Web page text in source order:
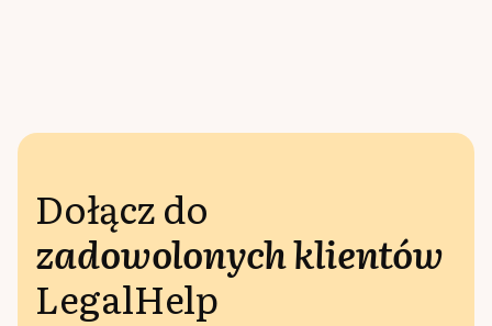
Dołącz do
zadowolonych klientów
LegalHelp